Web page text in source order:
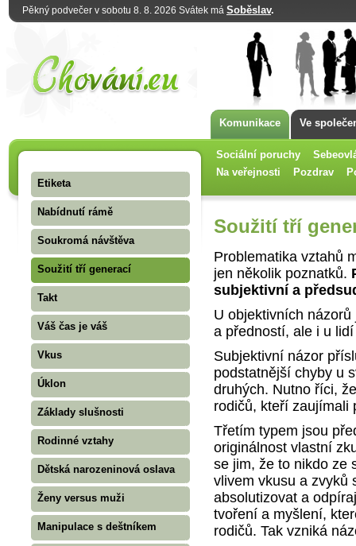
Pěkný podvečer v sobotu 8. 8. 2026 Svátek má Soběslav.
Komunikace Ve
Sociální poruchy
Na veřejnosti
Pozdrav
Etiketa
Nabídnutí rámě
Soukromá návštěva
Soužití tří generací
Takt
Váš čas je váš
Vkus
Úklon
Základy slušnosti
Rodinné vztahy
Dětská narozeninová oslava
Ženy versus muži
Manipulace s deštníkem
Soužití tří
Problematika vztahů
jen několik poznatků.
subjektivní a
U objektivních
a předností, ale i u
Subjektivní názor
podstatnější chyby u
druhých. Nutno říci,
rodičů, kteří zaujímali
Třetím typem jsou
originálnost vlastní
se jim, že to nikdo ze
vlivem vkusu a zvyků
absolutizovat a
tvoření a myšlení,
rodičů. Tak vzniká